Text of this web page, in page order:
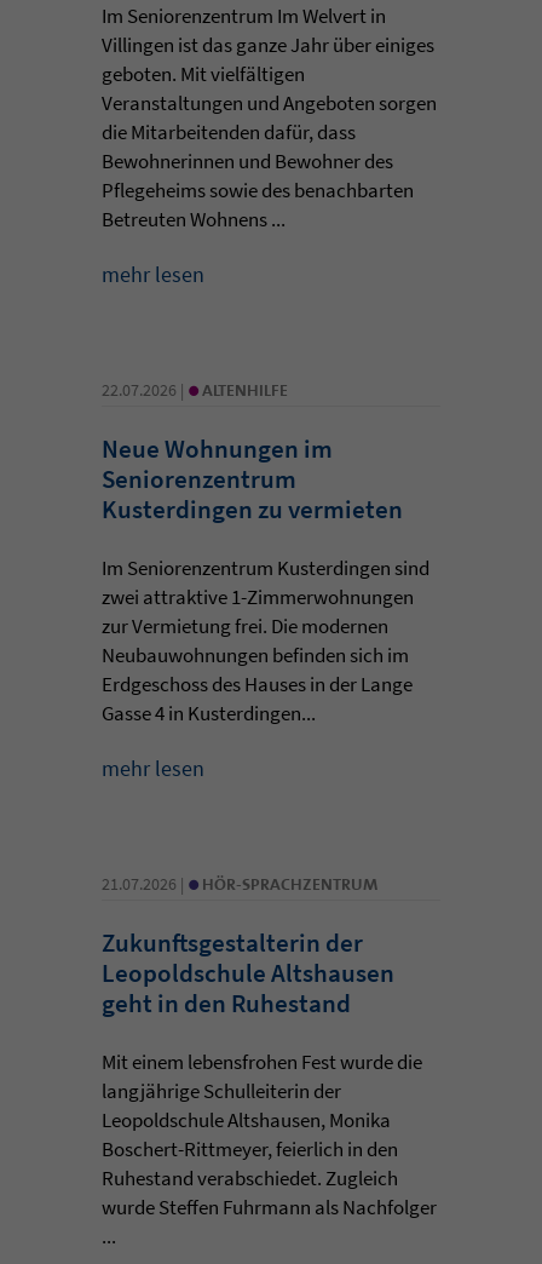
Im Seniorenzentrum Im Welvert in
Villingen ist das ganze Jahr über einiges
geboten. Mit vielfältigen
Veranstaltungen und Angeboten sorgen
die Mitarbeitenden dafür, dass
Bewohnerinnen und Bewohner des
Pflegeheims sowie des benachbarten
Betreuten Wohnens ...
mehr lesen
22.07.2026 | • ALTENHILFE
Neue Wohnungen im
Seniorenzentrum
Kusterdingen zu vermieten
Im Seniorenzentrum Kusterdingen sind
zwei attraktive 1-Zimmerwohnungen
zur Vermietung frei. Die modernen
Neubauwohnungen befinden sich im
Erdgeschoss des Hauses in der Lange
Gasse 4 in Kusterdingen...
mehr lesen
21.07.2026 | • HÖR-SPRACHZENTRUM
Zukunftsgestalterin der
Leopoldschule Altshausen
geht in den Ruhestand
Mit einem lebensfrohen Fest wurde die
langjährige Schulleiterin der
Leopoldschule Altshausen, Monika
Boschert-Rittmeyer, feierlich in den
Ruhestand verabschiedet. Zugleich
wurde Steffen Fuhrmann als Nachfolger
...